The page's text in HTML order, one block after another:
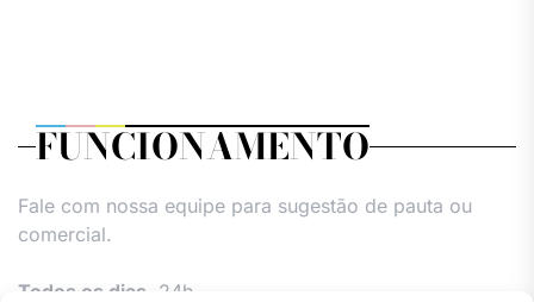
FUNCIONAMENTO
Fale com nossa equipe para sugestão de pauta ou
comercial.
Todos os dias, 24h.